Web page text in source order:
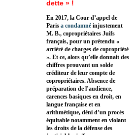
dette » !
En 2017, la Cour d’appel de
Paris a condamné injustement
M. B., copropriétaires Juifs
français, pour un prétendu «
arriéré de charges de copropriété
». Et ce, alors qu’elle donnait des
chiffres prouvant un solde
créditeur de leur compte de
copropriétaires. Absence de
préparation de l’audience,
carences basiques en droit, en
langue française et en
arithmétique, déni d’un procès
équitable notamment en violant
les droits de la défense des